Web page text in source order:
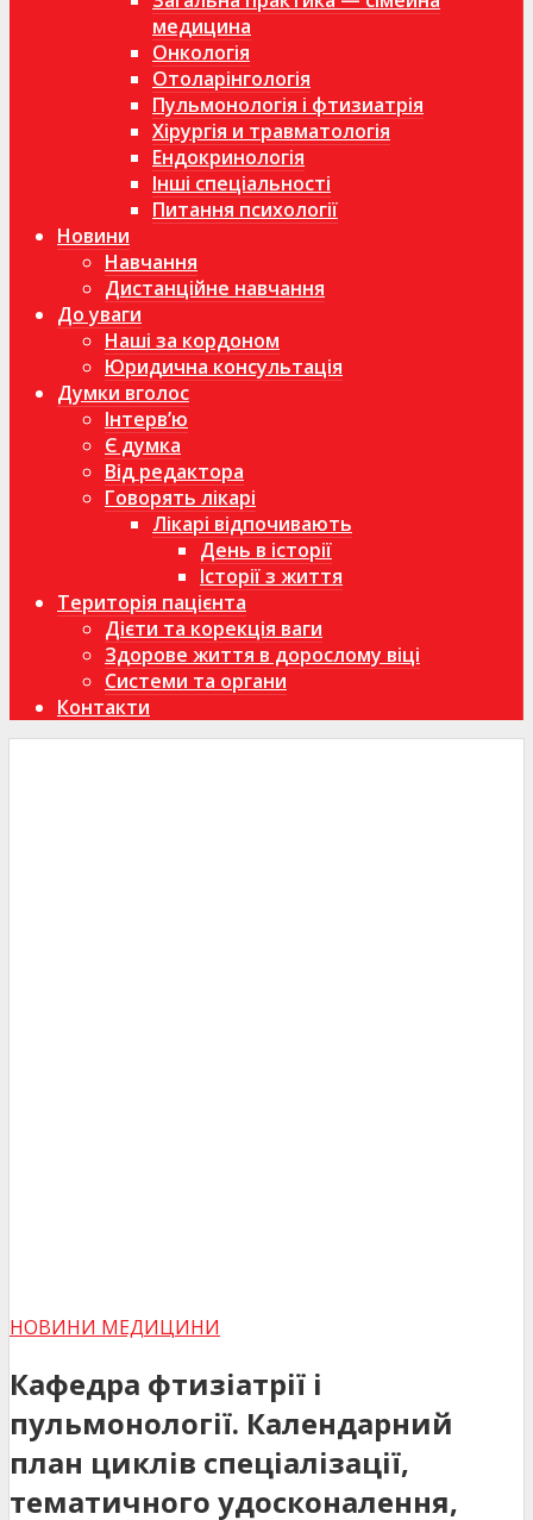
медицина
Онкологія
Отоларінгологія
Пульмонологія і фтизиатрія
Хірургія и травматологія
Ендокринологія
Інші спеціальності
Питання психології
Новини
Навчання
Дистанційне навчання
До уваги
Наші за кордоном
Юридична консультація
Думки вголос
Інтерв’ю
Є думка
Від редактора
Говорять лікарі
Лікарі відпочивають
День в історії
Історії з життя
Територія пацієнта
Дієти та корекція ваги
Здорове життя в дорослому віці
Системи та органи
Контакти
НОВИНИ МЕДИЦИНИ
Кафедра фтизіатрії і
пульмонології. Календарний
план циклів спеціалізації,
тематичного удосконалення,